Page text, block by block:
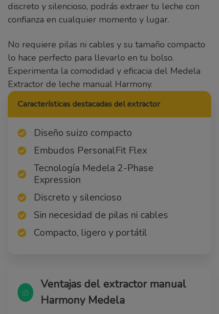
discreto y silencioso, podrás extraer tu leche con
confianza en cualquier momento y lugar.
No requiere pilas ni cables y su tamaño compacto
lo hace perfecto para llevarlo en tu bolso.
Experimenta la comodidad y eficacia del Medela
Extractor de leche manual Harmony.
Características destacadas del extractor
Diseño suizo compacto
Embudos PersonalFit Flex
Tecnología Medela 2-Phase
Expression
Discreto y silencioso
Sin necesidad de pilas ni cables
Compacto, ligero y portátil
Ventajas del extractor manual
Harmony Medela